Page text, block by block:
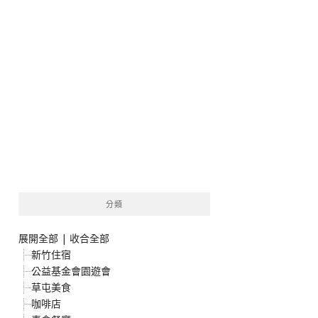
分類
展開全部 | 收合全部
新竹住宿
公益基金會園遊會
草屯美食
咖啡店